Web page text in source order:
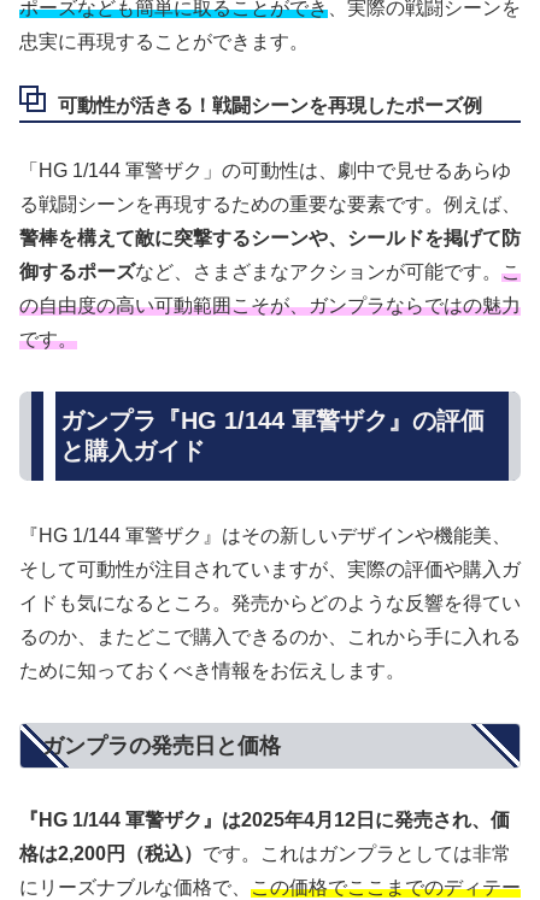
ポーズなども簡単に取ることができ 、実際の戦闘シーンを
忠実に再現することができます。
可動性が活きる！戦闘シーンを再現したポーズ例
「HG 1/144 軍警ザク」の可動性は、劇中で見せるあらゆ
る戦闘シーンを再現するための重要な要素です。例えば、
警棒を構えて敵に突撃するシーンや、シールドを掲げて防
御するポーズなど、さまざまなアクションが可能です。 こ
の自由度の高い可動範囲こそが、ガンプラならではの魅力
です。
ガンプラ『HG 1/144 軍警ザク』の評価
と購入ガイド
『HG 1/144 軍警ザク』はその新しいデザインや機能美、
そして可動性が注目されていますが、実際の評価や購入ガ
イドも気になるところ。発売からどのような反響を得てい
るのか、またどこで購入できるのか、これから手に入れる
ために知っておくべき情報をお伝えします。
ガンプラの発売日と価格
『HG 1/144 軍警ザク』は2025年4月12日に発売され、価
格は2,200円（税込） です。これはガンプラとしては非常
にリーズナブルな価格で、 この価格でここまでのディテー